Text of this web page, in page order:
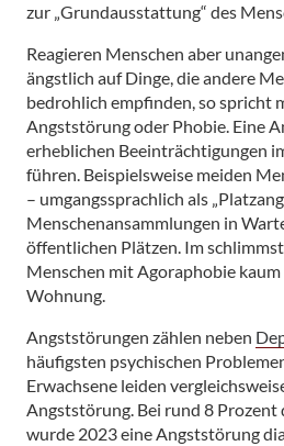
zur „Grundausstattung“ des
Reagieren Menschen aber
ängstlich auf Dinge, die andere
bedrohlich empfinden, so spricht
Angststörung oder Phobie. Eine
erheblichen Beeinträchtigungen
führen. Beispielsweise meiden
– umgangssprachlich als
Menschenansammlungen in
öffentlichen Plätzen. Im
Menschen mit Agoraphobie kaum
Wohnung.
Angststörungen zählen neben
häufigsten psychischen
Erwachsene leiden
Angststörung. Bei rund 8 Prozent
wurde 2023 eine Angststörung